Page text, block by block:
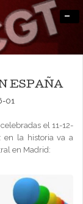
-
ESPAÑA
01
el 11-12-
en la historia va a
en Madrid: